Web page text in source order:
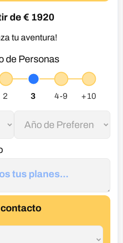
de € 1920
tu aventura!
de Personas